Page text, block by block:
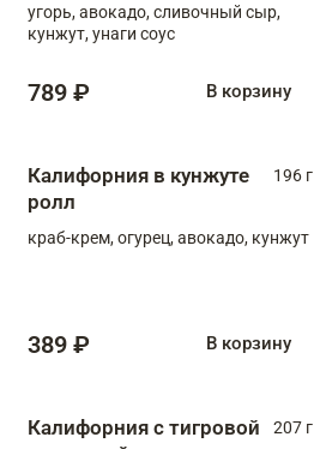
угорь, авокадо, сливочный сыр,
кунжут, унаги соус
789 ₽ В корзину
Калифорния в кунжуте
ролл
196 г
краб-крем, огурец, авокадо, кунжут
389 ₽ В корзину
Калифорния с тигровой
207 г